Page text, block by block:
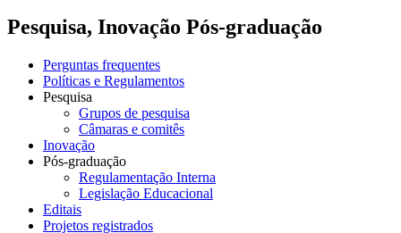
Pesquisa, Inovação Pós-graduação
Perguntas frequentes
Políticas e Regulamentos
Pesquisa
Grupos de pesquisa
Câmaras e comitês
Inovação
Pós-graduação
Regulamentação Interna
Legislação Educacional
Editais
Projetos registrados